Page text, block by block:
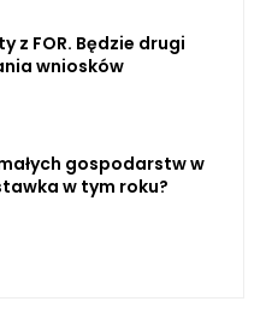
z FOR. Będzie drugi
wniosków
gospodarstw w
w tym roku?